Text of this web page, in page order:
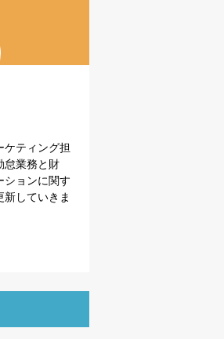
ティング担
怠業務と財
ションに関す
新していきま